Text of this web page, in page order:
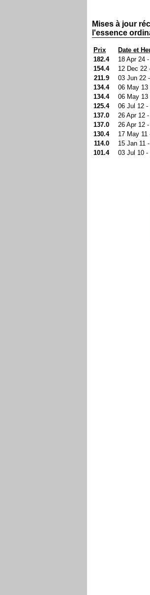
Mises à jour
l'essence
Prix Date et
182.4
18 Apr 24
154.4
12 Dec 22
211.9
03 Jun 22
134.4
06 May 13
134.4
06 May 13
125.4
06 Jul 12 -
137.0
26 Apr 12
137.0
26 Apr 12
130.4
17 May 11
114.0
15 Jan 11
101.4
03 Jul 10 -